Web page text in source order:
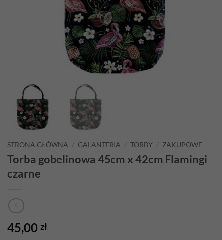
STRONA GŁÓWNA / GALANTERIA / TORBY / ZAKUPOWE
Torba gobelinowa 45cm x 42cm Flamingi
czarne
45,00 zł